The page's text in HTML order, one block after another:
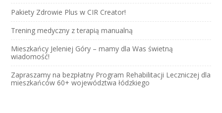
Pakiety Zdrowie Plus w CIR Creator!
Trening medyczny z terapią manualną
Mieszkańcy Jeleniej Góry – mamy dla Was świetną
wiadomość!
Zapraszamy na bezpłatny Program Rehabilitacji Leczniczej dla
mieszkańców 60+ województwa łódzkiego